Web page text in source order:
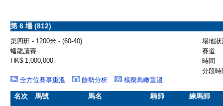
第 6 場 (812)
第四班 - 1200米 - (60-40)
場地
蟠龍讓賽
賽道 :
HK$ 1,000,000
時間 :
分段
全方位賽事重溫
餘勢分析 模擬鳥瞰重溫
名次 馬號 馬名 騎師 練馬師